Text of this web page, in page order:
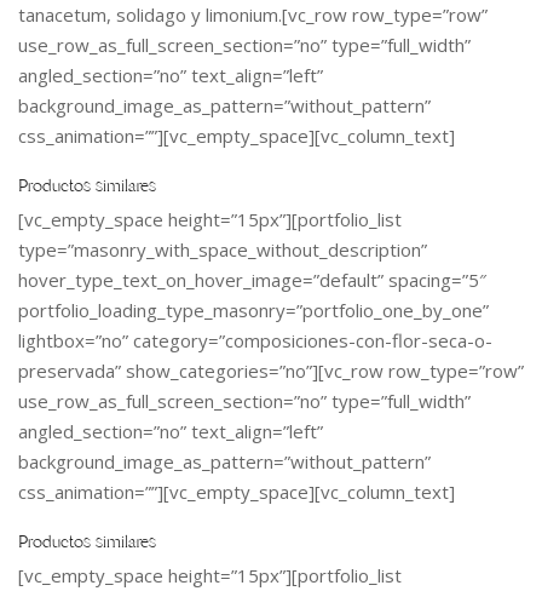
tanacetum, solidago y limonium.[vc_row row_type=”row”
use_row_as_full_screen_section=”no” type=”full_width”
angled_section=”no” text_align=”left”
background_image_as_pattern=”without_pattern”
css_animation=””][vc_empty_space][vc_column_text]
Productos similares
[vc_empty_space height=”15px”][portfolio_list
type=”masonry_with_space_without_description”
hover_type_text_on_hover_image=”default” spacing=”5″
portfolio_loading_type_masonry=”portfolio_one_by_one”
lightbox=”no” category=”composiciones-con-flor-seca-o-
preservada” show_categories=”no”][vc_row row_type=”row”
use_row_as_full_screen_section=”no” type=”full_width”
angled_section=”no” text_align=”left”
background_image_as_pattern=”without_pattern”
css_animation=””][vc_empty_space][vc_column_text]
Productos similares
[vc_empty_space height=”15px”][portfolio_list